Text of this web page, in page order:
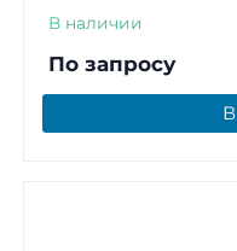
В наличии
По запросу